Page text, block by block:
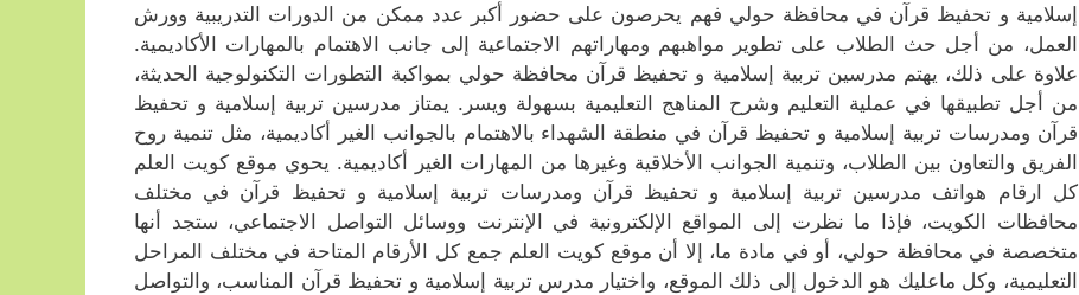
إسلامية و تحفيظ قرآن في محافظة حولي فهم يحرصون على حضور أكبر عدد ممكن من الدورات التدريبية وورش
العمل، من أجل حث الطلاب على تطوير مواهبهم ومهاراتهم الاجتماعية إلى جانب الاهتمام بالمهارات الأكاديمية.
علاوة على ذلك، يهتم مدرسين تربية إسلامية و تحفيظ قرآن محافظة حولي بمواكبة التطورات التكنولوجية الحديثة،
من أجل تطبيقها في عملية التعليم وشرح المناهج التعليمية بسهولة ويسر. يمتاز مدرسين تربية إسلامية و تحفيظ
قرآن ومدرسات تربية إسلامية و تحفيظ قرآن في منطقة الشهداء بالاهتمام بالجوانب الغير أكاديمية، مثل تنمية روح
الفريق والتعاون بين الطلاب، وتنمية الجوانب الأخلاقية وغيرها من المهارات الغير أكاديمية. يحوي موقع كويت العلم
كل ارقام هواتف مدرسين تربية إسلامية و تحفيظ قرآن ومدرسات تربية إسلامية و تحفيظ قرآن في مختلف
محافظات الكويت، فإذا ما نظرت إلى المواقع الإلكترونية في الإنترنت ووسائل التواصل الاجتماعي، ستجد أنها
متخصصة في محافظة حولي، أو في مادة ما، إلا أن موقع كويت العلم جمع كل الأرقام المتاحة في مختلف المراحل
التعليمية، وكل ماعليك هو الدخول إلى ذلك الموقع، واختيار مدرس تربية إسلامية و تحفيظ قرآن المناسب، والتواصل